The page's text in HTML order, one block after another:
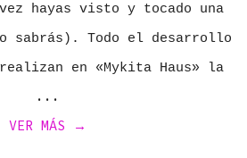
hayas visto y tocado una
sabrás). Todo el desarrollo
en «Mykita Haus» la
VER MÁS →